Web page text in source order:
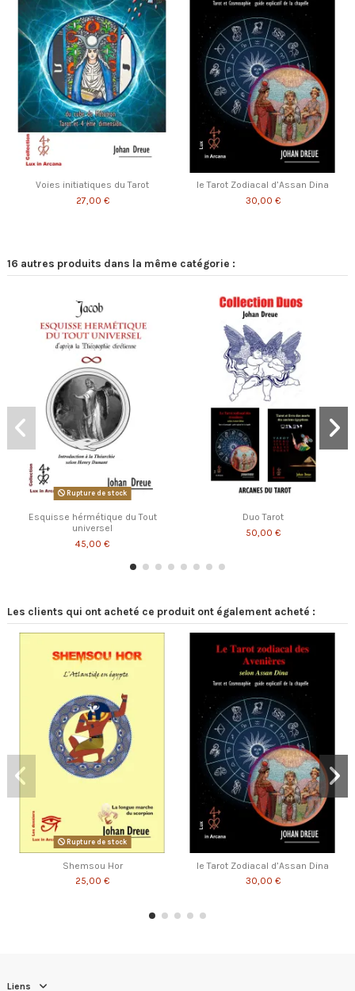
Voies initiatiques du Tarot
27,00 €
le Tarot Zodiacal d’Assan Dina
30,00 €
16 autres produits dans la même catégorie :
Rupture de stock
Esquisse hérmétique du Tout
universel
45,00 €
Duo Tarot
50,00 €
Les clients qui ont acheté ce produit ont également acheté :
Rupture de stock
Shemsou Hor
25,00 €
le Tarot Zodiacal d’Assan Dina
30,00 €
Liens